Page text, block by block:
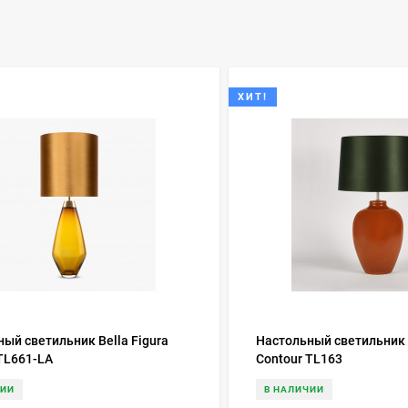
светильник Bella Figura
LA
ХИТ!
Настольный
Contour TL163
В НАЛИЧИИ